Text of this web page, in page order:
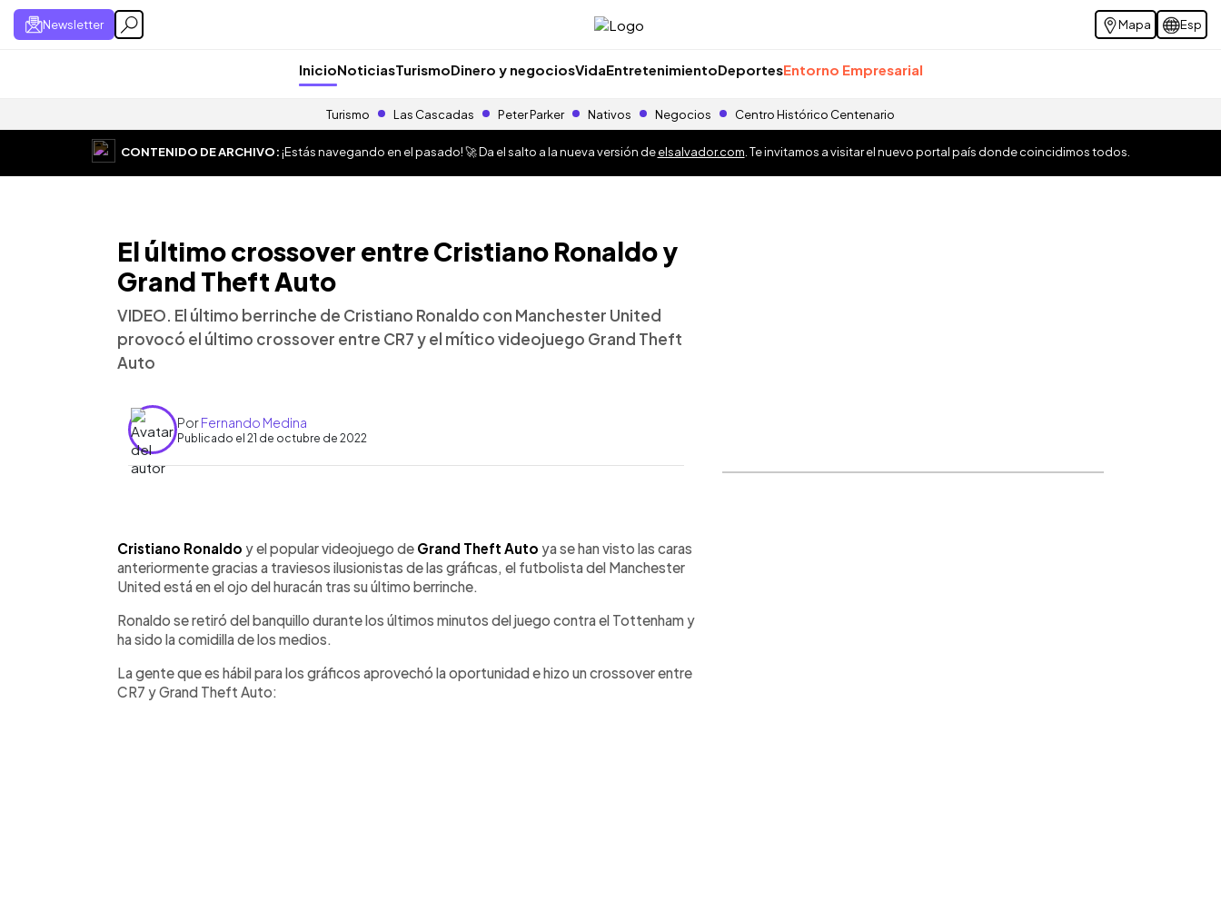
Newsletter Mapa Esp
InicioNoticiasTurismoDinero y negociosVidaEntretenimientoDeportesEntorno Empresarial
Turismo Las Cascadas Peter Parker Nativos Negocios Centro Histórico Centenario
CONTENIDO DE ARCHIVO:¡Estás navegando en el pasado! 🚀 Da el salto a la nueva versión deelsalvador.com . Te invitamos a visitar el nuevo portal país donde coincidimos todos.
El último crossover entre Cristiano Ronaldo y
Grand Theft Auto
VIDEO. El último berrinche de Cristiano Ronaldo con Manchester United
provocó el último crossover entre CR7 y el mítico videojuego Grand Theft
Auto
PorFernando Medina
Publicado el 21 de octubre de 2022
► Escuchar artículo
Cristiano Ronaldo y el popular videojuego de Grand Theft Auto ya se han visto las caras
anteriormente gracias a traviesos ilusionistas de las gráficas, el futbolista del Manchester
United está en el ojo del huracán tras su último berrinche.
Ronaldo se retiró del banquillo durante los últimos minutos del juego contra el Tottenham y
ha sido la comidilla de los medios.
La gente que es hábil para los gráficos aprovechó la oportunidad e hizo un crossover entre
CR7 y Grand Theft Auto: